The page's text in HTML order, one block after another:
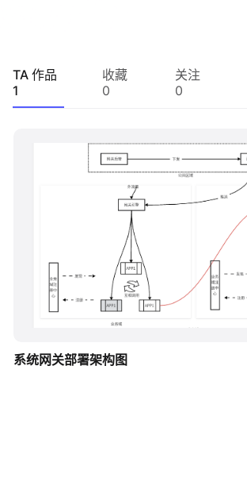
知识分享社区
TA 作品
1
收藏
0
关注
0
系统网关部署架构图